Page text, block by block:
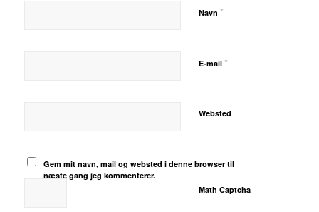
Navn *
E-mail *
Websted
Gem mit navn, mail og websted i denne browser til
næste gang jeg kommenterer.
Math Captcha